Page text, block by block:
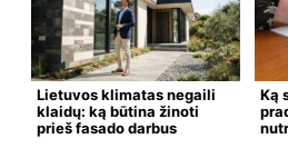
Lietuvos klimatas negaili
klaidų: ką būtina žinoti
prieš fasado darbus
Ką